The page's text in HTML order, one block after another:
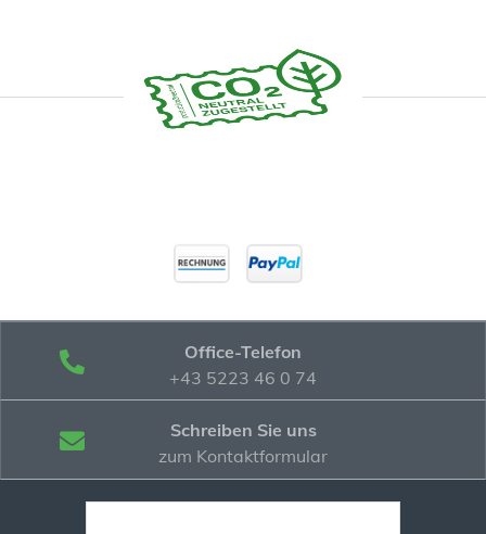
Office-Telefon
+43 5223 46 0 74
Schreiben Sie uns
zum Kontaktformular